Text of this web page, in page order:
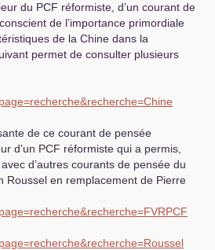
du PCF réformiste, d’un courant de
de l’importance primordiale
de la Chine dans la
permet de consulter plusieurs
de ce courant de pensée
d’un PCF réformiste qui a permis,
d’autres courants de pensée du
Roussel en remplacement de Pierre